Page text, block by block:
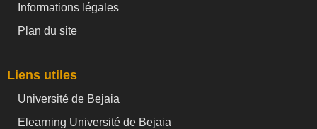
Informations légales
Plan du site
Liens utiles
Université de Bejaia
Elearning Université de Bejaia